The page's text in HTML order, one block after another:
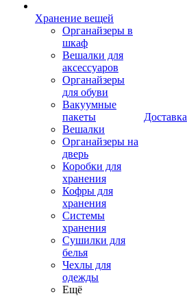
Хранение вещей
Органайзеры в
шкаф
Вешалки для
аксессуаров
Органайзеры
для обуви
Вакуумные
пакеты
Вешалки
Органайзеры на
дверь
Коробки для
хранения
Кофры для
хранения
Системы
хранения
Сушилки для
белья
Чехлы для
одежды
Ещё
Доставка